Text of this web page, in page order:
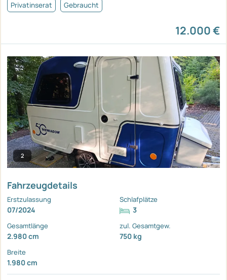
Privatinserat Gebraucht
12.000 €
2
Fahrzeugdetails
Erstzulassung
07/2024
Schlafplätze
3
Gesamtlänge
2.980 cm
zul. Gesamtgew.
750 kg
Breite
1.980 cm